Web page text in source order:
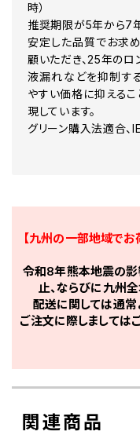
時）
推奨期限が5年から7
安定した品質でお求
顧いただき、25年のロ
液漏れなどを抑制す
やすい価格に抑えるこ
現しています。
グリーン購入法適合
【九州の一部地域で
令和8年熊本地震の影
止、ならびに九州
配送に関しては通常
ご注文に際しましては
関連商品